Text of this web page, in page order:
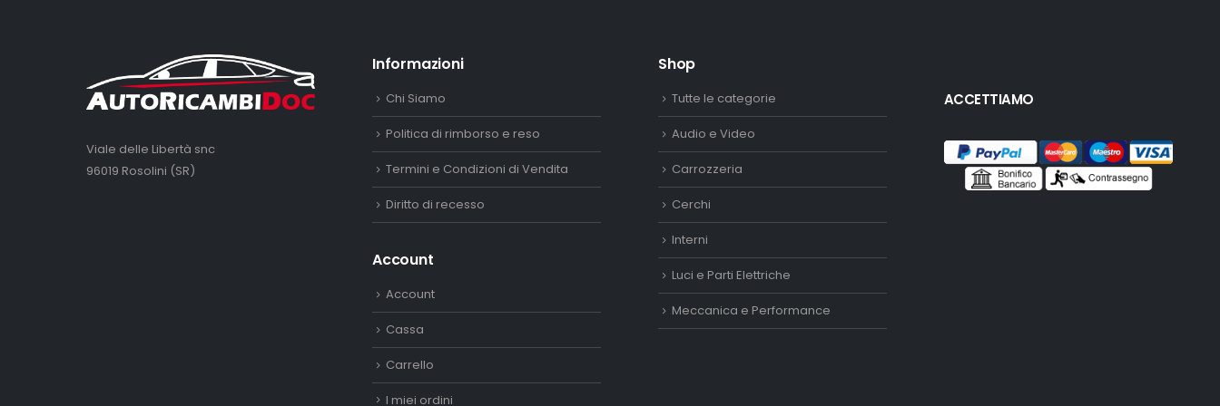
Viale delle Libertà snc
96019 Rosolini (SR)
Informazioni
Chi Siamo
Politica di rimborso e reso
Termini e Condizioni di Vendita
Diritto di recesso
Account
Account
Cassa
Carrello
I miei ordini
Shop
Tutte le categorie
Audio e Video
Carrozzeria
Cerchi
Interni
Luci e Parti Elettriche
Meccanica e Performance
ACCETTIAMO